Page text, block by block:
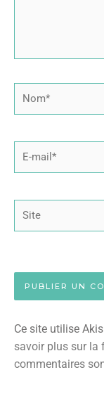
Nom*
Site
Ce site utilise
savoir plus sur la
commentaires